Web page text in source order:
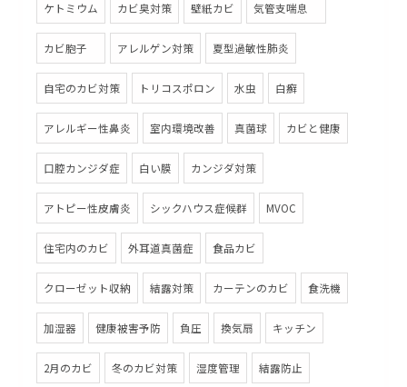
ケトミウム カビ臭対策 壁紙カビ 気管支喘息
カビ胞子 アレルゲン対策 夏型過敏性肺炎
自宅のカビ対策 トリコスポロン 水虫 白癬
アレルギー性鼻炎 室内環境改善 真菌球 カビと健康
口腔カンジダ症 白い膜 カンジダ対策
アトピー性皮膚炎 シックハウス症候群 MVOC
住宅内のカビ 外耳道真菌症 食品カビ
クローゼット収納 結露対策 カーテンのカビ 食洗機
加湿器 健康被害予防 負圧 換気扇 キッチン
2月のカビ 冬のカビ対策 湿度管理 結露防止